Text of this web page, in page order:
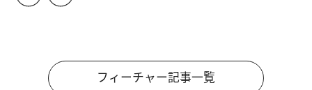
フィーチャー記事一覧